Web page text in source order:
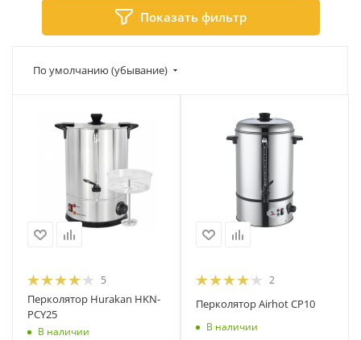
Показать фильтр
По умолчанию (убывание)
5
Перколятор Hurakan HKN-
PCY25
В наличии
2
Перколятор Airhot CP10
В наличии